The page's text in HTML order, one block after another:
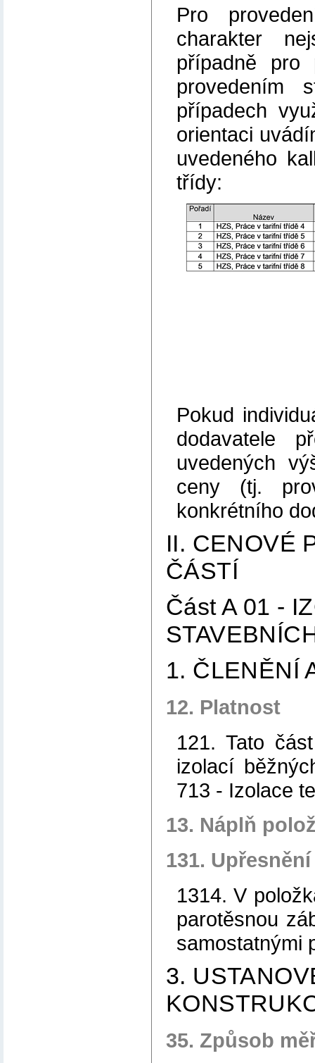
Pro
charakter
případně pro
provedením
případech
orientaci
uvedeného
třídy:
Pokud
dodavatele
uvedených
ceny (tj.
konkrétního
II. CENOVÉ
ČÁSTÍ
Část A 01 -
1. ČLENĚNÍ
12. Platnost
121. Tato
izolací
713 - Izolace
13. Náplň
131.
1314. V
parotěsnou
samostatnými
3.
35. Způsob